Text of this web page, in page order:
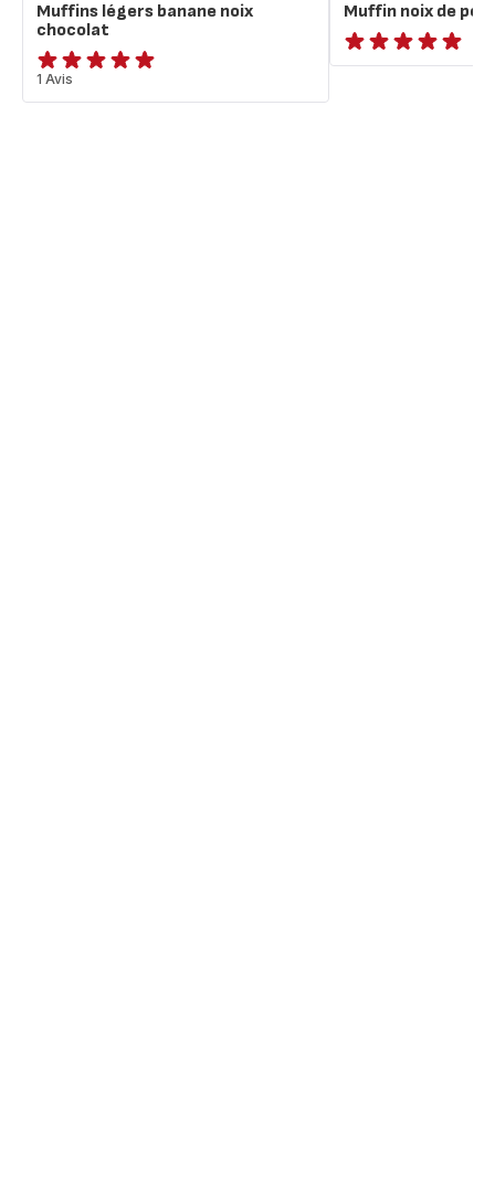
Muffins légers banane noix
chocolat
Avis
5
1 Avis
Muffin noix de
ratings.NaN